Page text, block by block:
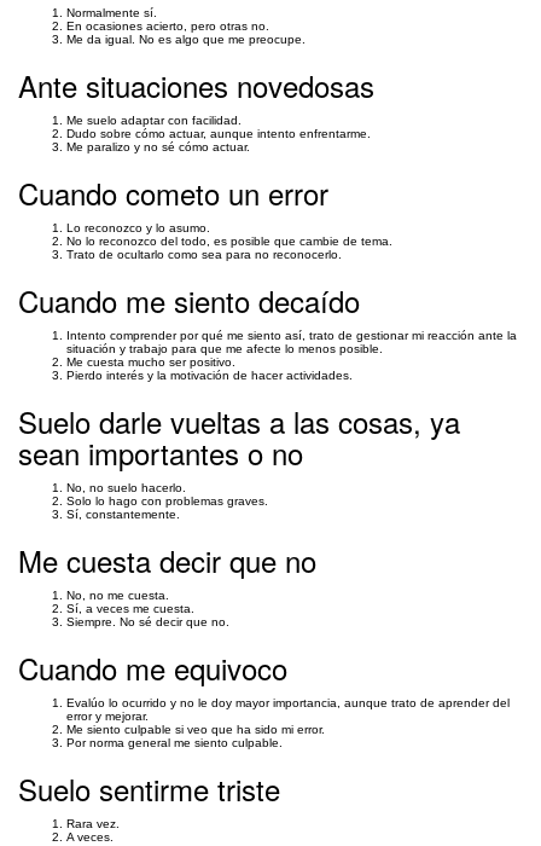
Normalmente sí.
En ocasiones acierto, pero otras no.
Me da igual. No es algo que me preocupe.
Ante situaciones novedosas
Me suelo adaptar con facilidad.
Dudo sobre cómo actuar, aunque intento enfrentarme.
Me paralizo y no sé cómo actuar.
Cuando cometo un error
Lo reconozco y lo asumo.
No lo reconozco del todo, es posible que cambie de tema.
Trato de ocultarlo como sea para no reconocerlo.
Cuando me siento decaído
Intento comprender por qué me siento así, trato de gestionar mi reacción ante la
situación y trabajo para que me afecte lo menos posible.
Me cuesta mucho ser positivo.
Pierdo interés y la motivación de hacer actividades.
Suelo darle vueltas a las cosas, ya
sean importantes o no
No, no suelo hacerlo.
Solo lo hago con problemas graves.
Sí, constantemente.
Me cuesta decir que no
No, no me cuesta.
Sí, a veces me cuesta.
Siempre. No sé decir que no.
Cuando me equivoco
Evalúo lo ocurrido y no le doy mayor importancia, aunque trato de aprender del
error y mejorar.
Me siento culpable si veo que ha sido mi error.
Por norma general me siento culpable.
Suelo sentirme triste
Rara vez.
A veces.